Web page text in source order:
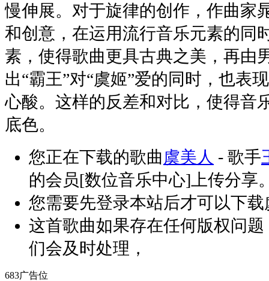
慢伸展。对于旋律的创作，作曲家
和创意，在运用流行音乐元素的同
素，使得歌曲更具古典之美，再由
出“霸王”对“虞姬”爱的同时，也表
心酸。这样的反差和对比，使得音
底色。
您正在下载的歌曲虞美人 - 歌手
的会员[数位音乐中心]上传分享
您需要先登录本站后才可以下
这首歌曲如果存在任何版权问
们会及时处理，
683广告位